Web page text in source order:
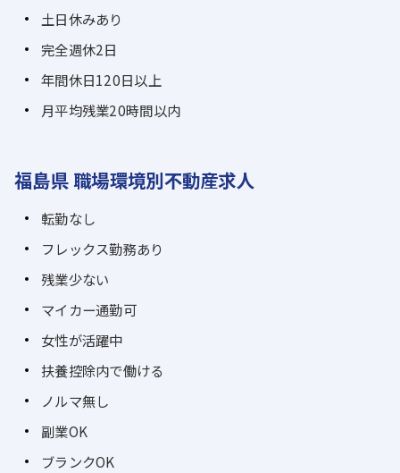
土日休みあり
完全週休2日
年間休日120日以上
月平均残業20時間以内
福島県 職場環境別不動産求人
転勤なし
フレックス勤務あり
残業少ない
マイカー通勤可
女性が活躍中
扶養控除内で働ける
ノルマ無し
副業OK
ブランクOK